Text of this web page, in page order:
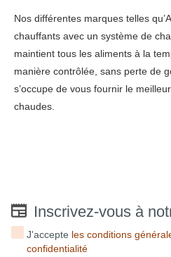
Nos différentes marques telles
chauffants avec un système de
maintient tous les aliments à la
manière contrôlée, sans perte de
s’occupe de vous fournir le
chaudes.
Inscrivez-vous à
J'accepte les conditions
confidentialité